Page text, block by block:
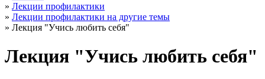
» Лекции профилактики
» Лекции профилактики на другие темы
» Лекция "Учись любить себя"
Лекция "Учись любить себя"